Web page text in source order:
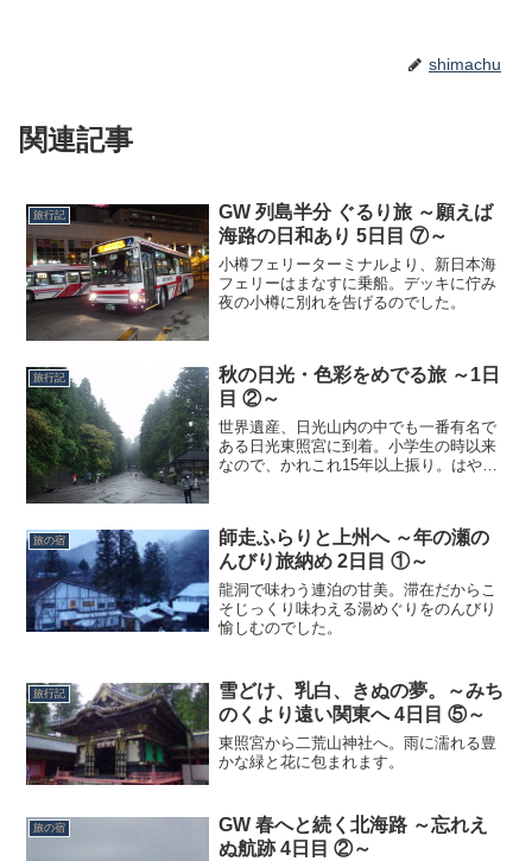
shimachu
関連記事
旅行記
GW 列島半分 ぐるり旅 ～願えば
海路の日和あり 5日目 ⑦～
小樽フェリーターミナルより、新日本海
フェリーはまなすに乗船。デッキに佇み
夜の小樽に別れを告げるのでした。
旅行記
秋の日光・色彩をめでる旅 ～1日
目 ②～
世界遺産、日光山内の中でも一番有名で
ある日光東照宮に到着。小学生の時以来
なので、かれこれ15年以上振り。はやる
す。いよいよ、この石鳥居...
旅の宿
師走ふらりと上州へ ～年の瀬の
んびり旅納め 2日目 ①～
龍洞で味わう連泊の甘美。滞在だからこ
そじっくり味わえる湯めぐりをのんびり
愉しむのでした。
旅行記
雪どけ、乳白、きぬの夢。～みち
のくより遠い関東へ 4日目 ⑤～
東照宮から二荒山神社へ。雨に濡れる豊
かな緑と花に包まれます。
旅の宿
GW 春へと続く北海路 ～忘れえ
ぬ航跡 4日目 ②～